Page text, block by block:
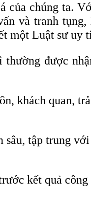
của chúng ta.
và tranh tụng,
một Luật sư uy
được
khách quan,
sâu, tập trung
kết quả công